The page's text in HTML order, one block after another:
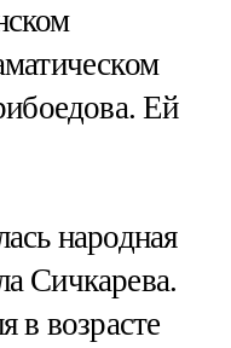
Ей
народная
Сичкарева.
в возрасте